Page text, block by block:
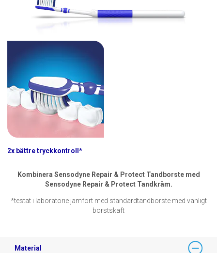
2x bättre tryckkontroll*
Kombinera Sensodyne Repair & Protect Tandborste med
Sensodyne Repair & Protect Tandkräm.
*testat i laboratorie jämfört med standardtandborste med vanligt
borstskaft
Material